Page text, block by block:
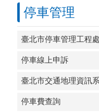
停車管理
臺北市停車管理工程處
停車線上申訴
臺北市交通地理資訊
停車費查詢